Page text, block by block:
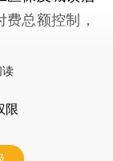
总额控制，
读
限